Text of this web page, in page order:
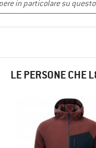
LE PERSONE CHE